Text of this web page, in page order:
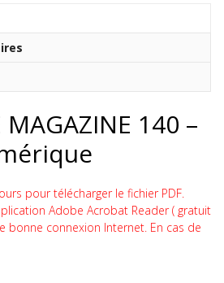
MAGAZINE 140 –
pour télécharger le fichier PDF.
Adobe Acrobat Reader ( gratuit
bonne connexion Internet. En cas de